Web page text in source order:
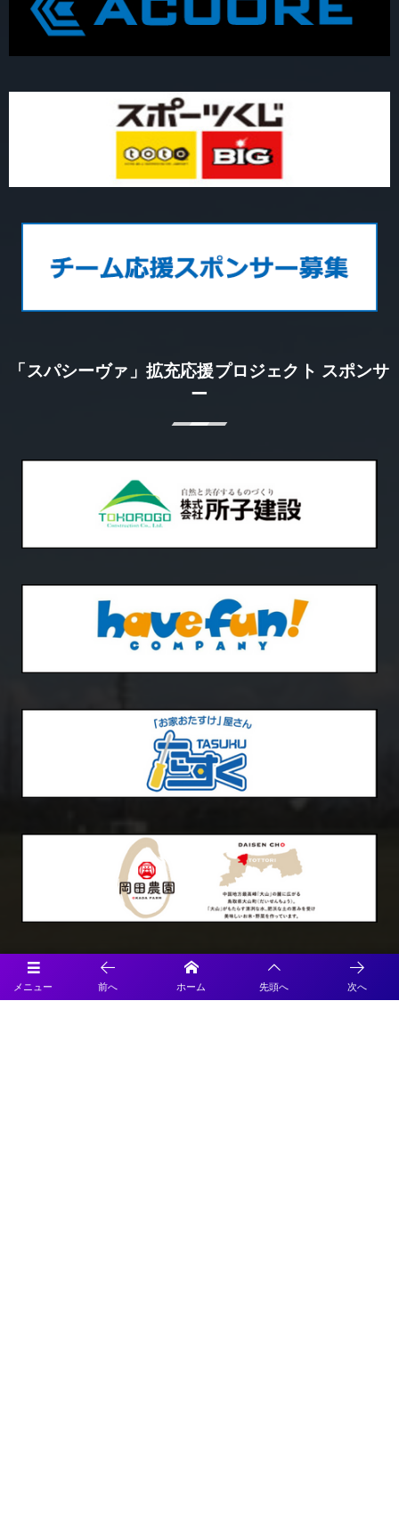
メニュー 前へ ホーム 先頭へ 次へ
「スパシーヴァ」拡充応援プロジェクト スポンサ
ー
Official SNS